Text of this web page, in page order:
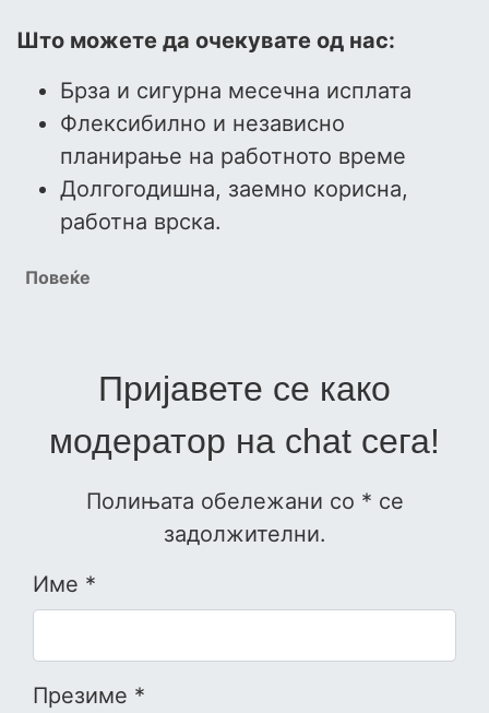
Што можете да очекувате од нас:
Брза и сигурна месечна исплата
Флексибилно и независно
планирање на работното време
Долгогодишна, заемно корисна,
работна врска.
Повеќе
Пријавете се како
модератор на chat сега!
Полињата обележани со * се
задолжителни.
Име *
Презиме *